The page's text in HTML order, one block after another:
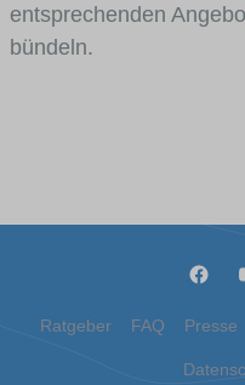
entsprechenden
bündeln.
Ratgeber FAQ Presse